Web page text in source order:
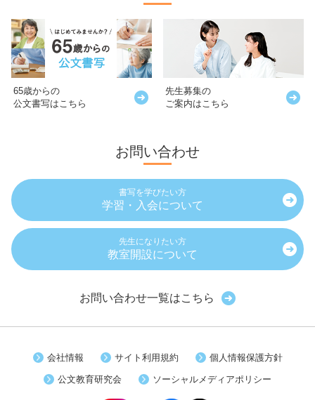
65歳からの
公文書写はこちら
先生募集の
ご案内はこちら
お問い合わせ
書写を学びたい方
学習・入会について
先生になりたい方
教室開設について
お問い合わせ一覧はこちら
会社情報 サイト利用規約 個人情報保護方針
公文教育研究会 ソーシャルメディアポリシー